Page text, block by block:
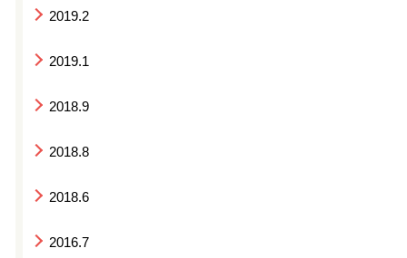
2019.2
2019.1
2018.9
2018.8
2018.6
2016.7